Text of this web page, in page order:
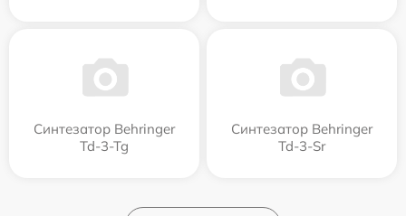
Синтезатор Behringer
Td-3-Tg
Синтезатор Behringer
Td-3-Sr